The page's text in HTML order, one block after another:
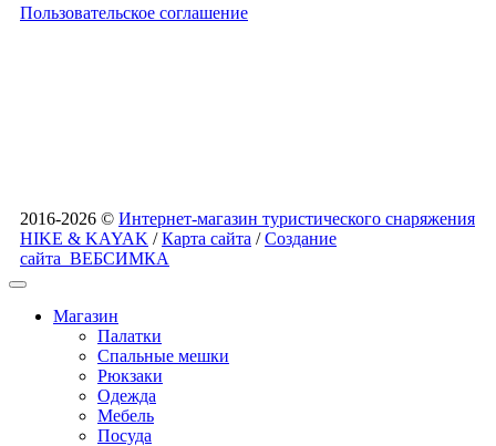
Пользовательское соглашение
2016-2026 © Интернет-магазин туристического снаряжения
HIKE & KAYAK /Карта сайта /Создание
сайта ВЕБСИМКА
Магазин
Палатки
Спальные мешки
Рюкзаки
Одежда
Мебель
Посуда